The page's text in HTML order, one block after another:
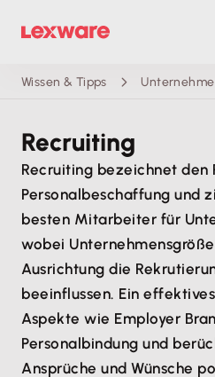
Wissen & Tipps
Recruiting
Recruiting bezeichnet den
Personalbeschaffung und
besten Mitarbeiter für
wobei
Ausrichtung die
beeinflussen. Ein
Aspekte wie Employer
Personalbindung und
Ansprüche und Wünsche